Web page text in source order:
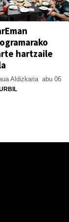
hartzaile
Aldizkaria abu 06